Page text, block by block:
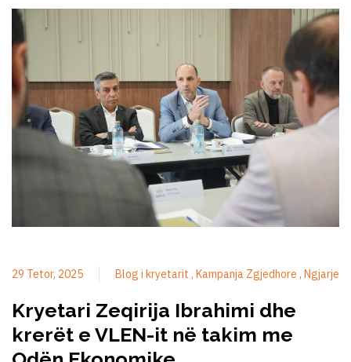
29 Tetor, 2025 Blog i kryetarit Kampanja Zgjedhore Ngjarje
Kryetari Zeqirija Ibrahimi dhe
krerët e VLEN-it në takim me